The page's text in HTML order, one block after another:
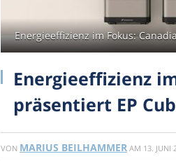
Energieeffizienz im Fokus:
Energieeffizienz
präsentiert EP
VON MARIUS BEILHAMMER AM 13. JUNI